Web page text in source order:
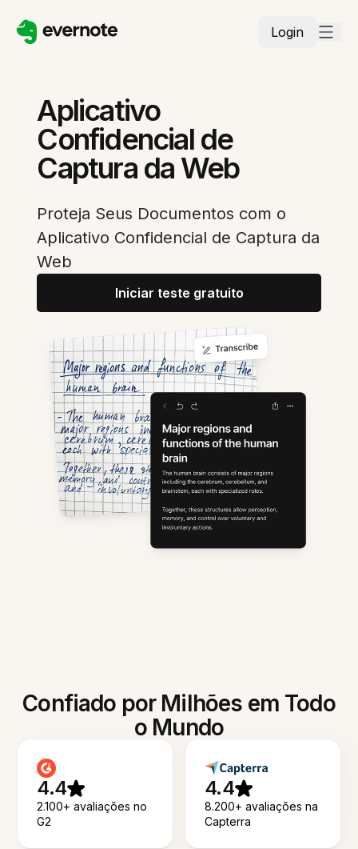
Login
Aplicativo
Confidencial de
Captura da Web
Proteja Seus Documentos com o
Aplicativo Confidencial de Captura da
Web
Iniciar teste gratuito
Confiado por Milhões em Todo
o Mundo
4.4
2.100+ avaliações no
G2
4.4
8.200+ avaliações na
Capterra